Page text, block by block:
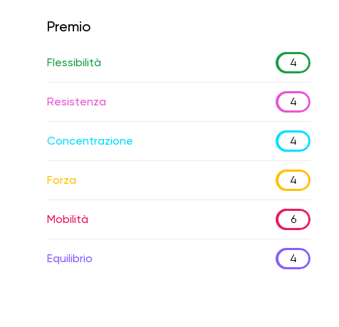
Premio
Flessibilità 4
Resistenza 4
Concentrazione 4
Forza 4
Mobilità 6
Equilibrio 4